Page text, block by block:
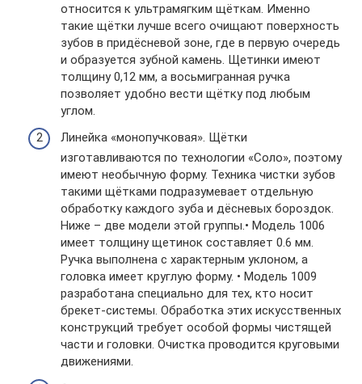
относится к ультрамягким щёткам. Именно
такие щётки лучше всего очищают поверхность
зубов в придёсневой зоне, где в первую очередь
и образуется зубной камень. Щетинки имеют
толщину 0,12 мм, а восьмигранная ручка
позволяет удобно вести щётку под любым
углом.
Линейка «монопучковая». Щётки
изготавливаются по технологии «Соло», поэтому
имеют необычную форму. Техника чистки зубов
такими щётками подразумевает отдельную
обработку каждого зуба и дёсневых бороздок.
Ниже – две модели этой группы.• Модель 1006
имеет толщину щетинок составляет 0.6 мм.
Ручка выполнена с характерным уклоном, а
головка имеет круглую форму. • Модель 1009
разработана специально для тех, кто носит
брекет-системы. Обработка этих искусственных
конструкций требует особой формы чистящей
части и головки. Очистка проводится круговыми
движениями.